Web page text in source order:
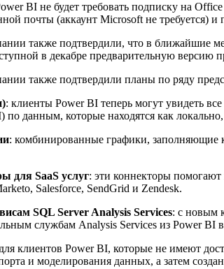
BI не будет требовать подписку на
почты (аккаунт Microsoft не требуется)
также подтвердили, что в ближайшие
в декабре предварительную версию
также подтвердили планы по ряду
: клиенты Power BI теперь могут увидеть
по данным, которые находятся как локально,
: комбинированные графики, заполняющие
для SaaS услуг: эти коннекторы
Salesforce, SendGrid и Zendesk.
SQL Server Analysis Services: с новым
службам Analysis Services из Power BI в
клиентов Power BI, которые не имеют
и моделирования данных, а затем